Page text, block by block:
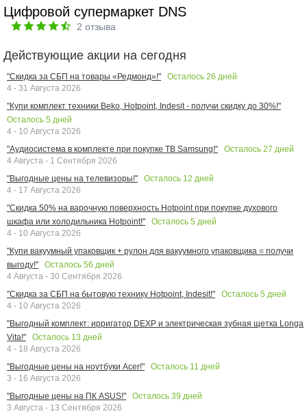
Цифровой супермаркет DNS
2 отзыва
Действующие акции на сегодня
"Скидка за СБП на товары «Редмонд»!" Осталось 26 дней
4 - 31 Августа 2026
"Купи комплект техники Beko, Hotpoint, Indesit - получи скидку до 30%!"
Осталось 5 дней
4 - 10 Августа 2026
"Аудиосистема в комплекте при покупке ТВ Samsung!"
Осталось 27 дней
4 Августа - 1 Сентября 2026
"Выгодные цены на телевизоры!"
Осталось 12 дней
4 - 17 Августа 2026
"Скидка 50% на варочную поверхность Hotpoint при покупке духового
шкафа или холодильника Hotpoint!"
Осталось 5 дней
4 - 10 Августа 2026
"Купи вакуумный упаковщик + рулон для вакуумного упаковщика = получи
выгоду!"
Осталось 56 дней
4 Августа - 30 Сентября 2026
"Скидка за СБП на бытовую технику Hotpoint, Indesit!"
Осталось 5 дней
4 - 10 Августа 2026
"Выгодный комплект: ирригатор DEXP и электрическая зубная щетка Longa
Vita!"
Осталось 13 дней
4 - 18 Августа 2026
"Выгодные цены на ноутбуки Acer!"
Осталось 11 дней
3 - 16 Августа 2026
"Выгодные цены на ПК ASUS!"
Осталось 39 дней
3 Августа - 13 Сентября 2026